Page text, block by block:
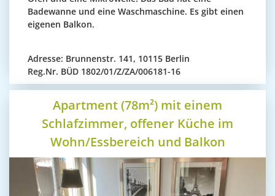
Badewanne und eine Waschmaschine. Es gibt einen
eigenen Balkon.
Adresse: Brunnenstr. 141, 10115 Berlin
Reg.Nr. BÜD 1802/01/Z/ZA/006181-16
Apartment (78m²) mit einem
Schlafzimmer, offener Küche im
Wohn/Essbereich und Balkon